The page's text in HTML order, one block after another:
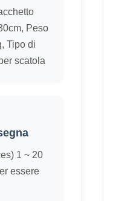
Peso
Tipo di
scatola
1 ~ 20
essere